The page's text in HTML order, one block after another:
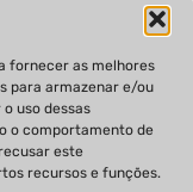
fornecer as melhores
para armazenar e/ou
uso dessas
o comportamento de
este
recursos e funções.
EDITORIAL